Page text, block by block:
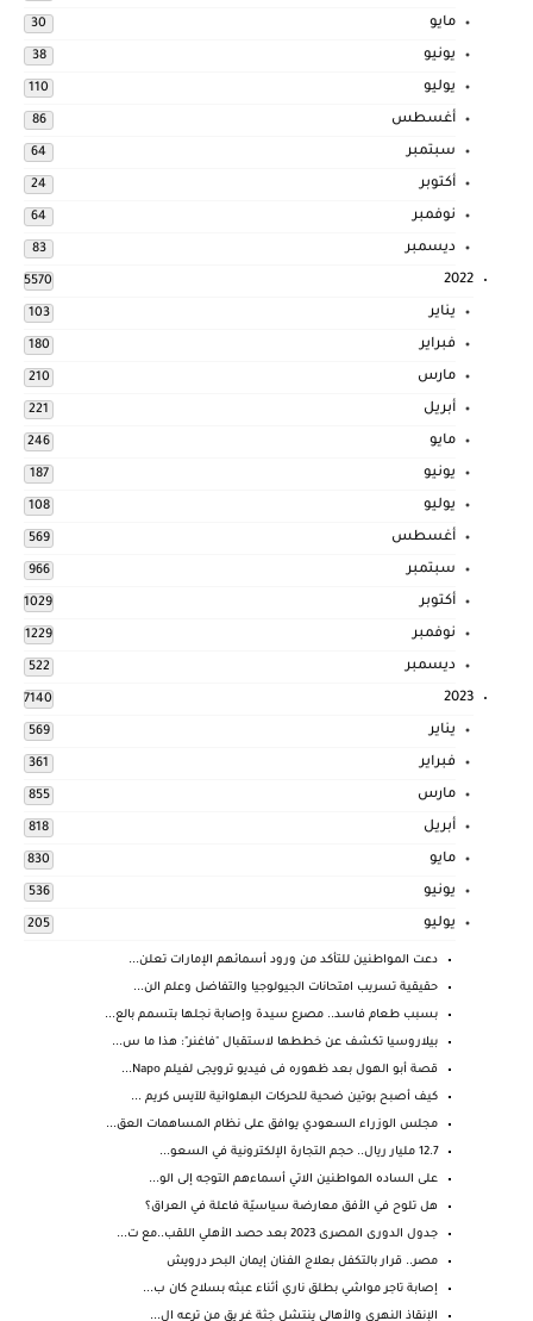
مايو 30
يونيو 38
يوليو 110
أغسطس 86
سبتمبر 64
أكتوبر 24
نوفمبر 64
ديسمبر 83
2022
5570
يناير 103
فبراير 180
مارس 210
أبريل 221
مايو 246
يونيو 187
يوليو 108
أغسطس 569
سبتمبر 966
أكتوبر 1029
نوفمبر 1229
ديسمبر 522
2023
7140
يناير 569
فبراير 361
مارس 855
أبريل 818
مايو 830
يونيو 536
يوليو 205
دعت المواطنين للتأكد من ورود أسمائهم الإمارات تعلن...
حقيقية تسريب امتحانات الجيولوجيا والتفاضل وعلم الن...
بسبب طعام فاسد.. مصرع سيدة وإصابة نجلها بتسمم بالع...
بيلاروسيا تكشف عن خططها لاستقبال "فاغنر": هذا ما س...
قصة أبو الهول بعد ظهوره فى فيديو ترويجى لفيلم Napo...
كيف أصبح بوتين ضحية للحركات البهلوانية للآيس كريم ...
مجلس الوزراء السعودي يوافق على نظام المساهمات العق...
12.7 مليار ريال.. حجم التجارة الإلكترونية في السعو...
على الساده المواطنين الاتي أسماءهم التوجه إلى الو...
هل تلوح في الأفق معارضة سياسيّة فاعلة في العراق؟
جدول الدورى المصرى 2023 بعد حصد الأهلي اللقب..مع ت...
مصر.. قرار بالتكفل بعلاج الفنان إيمان البحر درويش
إصابة تاجر مواشي بطلق ناري أثناء عبثه بسلاح كان ب...
الإنقاذ النهري والأهالي ينتشل جثة غر يق من ترعه ال...